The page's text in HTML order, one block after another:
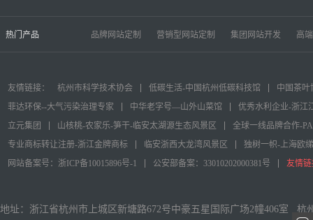
热门产品 品牌网站定制 营销型网站定制 集团网站开发 高
友情链接： 杭州市科学技术协会 低碳生活-中国杭州低碳科技馆
中国茶叶
菲达环保--大气污染治理专家
中华老字号—山外山菜馆
优秀水利企业-浙江
立元集团
山核桃-农家乐-笋干-临安太湖源生态风景区
全球一线品牌合作-
专业商标转让注册-浙江金牌商标
临安浙西大龙湾风景区
独树一帜-上海欧
网站备案号：浙ICP备10015896号-1
公安部备案：33010202000381号 友情
地址：浙江省杭州市上城区新塘路672号中豪五星国际广场2幢406室